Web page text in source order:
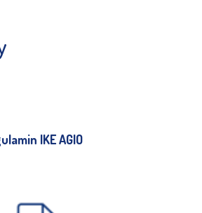
IKE AGIO